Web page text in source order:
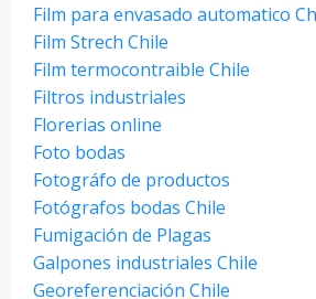
Film para envasado automatico
Film Strech Chile
Film termocontraible Chile
Filtros industriales
Florerias online
Foto bodas
Fotográfo de productos
Fotógrafos bodas Chile
Fumigación de Plagas
Galpones industriales Chile
Georeferenciación Chile